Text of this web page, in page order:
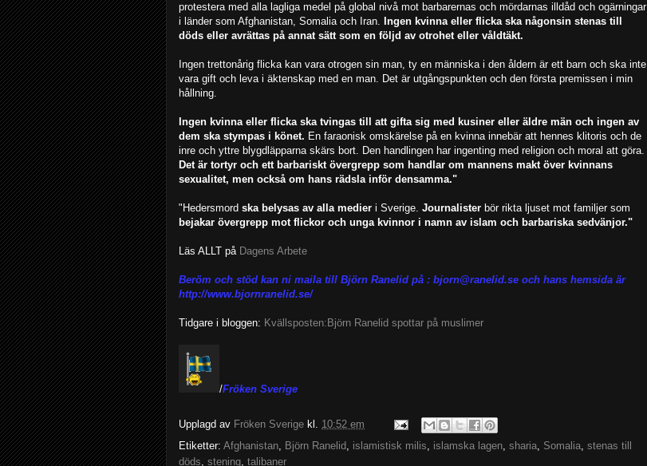
protestera med alla lagliga medel på global nivå mot barbarernas och mördarnas illdåd och ogärningar
i länder som Afghanistan, Somalia och Iran. Ingen kvinna eller flicka ska någonsin stenas till
döds eller avrättas på annat sätt som en följd av otrohet eller våldtäkt.
Ingen trettonårig flicka kan vara otrogen sin man, ty en människa i den åldern är ett barn och ska inte
vara gift och leva i äktenskap med en man. Det är utgångspunkten och den första premissen i min
hållning.
Ingen kvinna eller flicka ska tvingas till att gifta sig med kusiner eller äldre män och ingen av
dem ska stympas i könet. En faraonisk omskärelse på en kvinna innebär att hennes klitoris och de
inre och yttre blygdläpparna skärs bort. Den handlingen har ingenting med religion och moral att göra.
Det är tortyr och ett barbariskt övergrepp som handlar om mannens makt över kvinnans
sexualitet, men också om hans rädsla inför densamma."
"Hedersmord ska belysas av alla medier i Sverige. Journalister bör rikta ljuset mot familjer som
bejakar övergrepp mot flickor och unga kvinnor i namn av islam och barbariska sedvänjor."
Läs ALLT på Dagens Arbete
Beröm och stöd kan ni maila till Björn Ranelid på : bjorn@ranelid.se och hans hemsida är
http://www.bjornranelid.se/
Tidgare i bloggen: Kvällsposten:Björn Ranelid spottar på muslimer
/Fröken Sverige
Upplagd av Fröken Sverige kl. 10:52 em
Etiketter: Afghanistan, Björn Ranelid, islamistisk milis, islamska lagen, sharia, Somalia, stenas till
döds, stening, talibaner